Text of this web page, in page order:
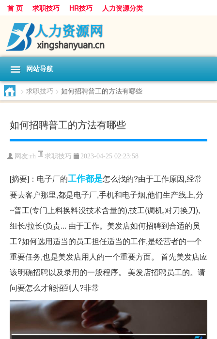
首 页 求职技巧 HR技巧 人力资源分类
网站导航
> 求职技巧 > 如何招聘普工的方法有哪些
如何招聘普工的方法有哪些
网友:rh 求职技巧 2023-04-25 02:23:58
[摘要]：电子厂的工作都是怎么找的?由于工作原因,经常
要去客户那里,都是电子厂,手机和电子烟,他们生产线上,分
~普工(专门上料换料没技术含量的),技工(调机,对刀换刀),
组长/拉长(负责... 由于工作。美发店如何招聘到合适的员
工?如何选用适当的员工担任适当的工作,是经营者的一个
重要任务,也是美发店用人的一个重要方面。 首先美发店应
该明确招聘以及录用的一般程序。 美发店招聘员工的。请
问要怎么才能招到人?非常